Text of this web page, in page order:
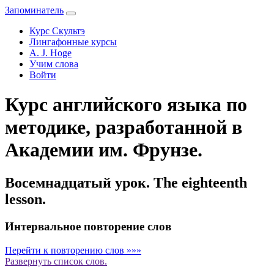
Запоминатель
Курс Скультэ
Лингафонные курсы
A. J. Hoge
Учим слова
Войти
Курс английского языка по
методике, разработанной в
Академии им. Фрунзе.
Восемнадцатый урок. The eighteenth
lesson.
Интервальное повторение слов
Перейти к повторению слов »»»
Развернуть список слов.